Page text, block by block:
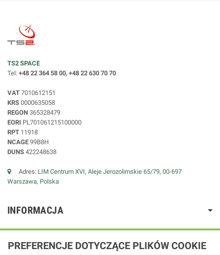
TS2 SPACE
Tel: +48 22 364 58 00, +48 22 630 70 70
VAT 7010612151
KRS 0000635058
REGON 365328479
EORI PL701061215100000
RPT 11918
NCAGE 99B8H
DUNS 422248638
Adres: LIM Centrum XVI, Aleje Jerozolimskie 65/79, 00-697
Warszawa, Polska
INFORMACJA
PREFERENCJE DOTYCZĄCE PLIKÓW COOKIE